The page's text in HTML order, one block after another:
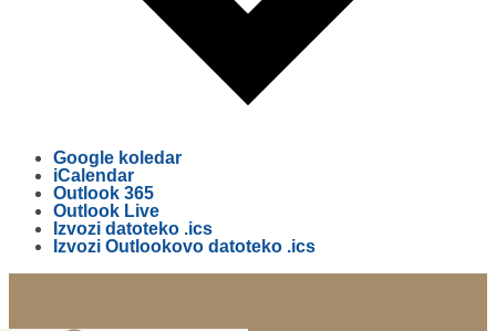
Google koledar
iCalendar
Outlook 365
Outlook Live
Izvozi datoteko .ics
Izvozi Outlookovo datoteko .ics